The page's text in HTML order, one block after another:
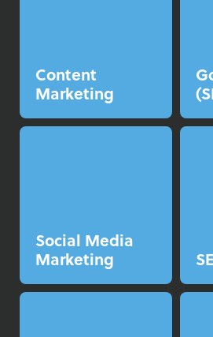
Content
Marketing
Social Media
Marketing